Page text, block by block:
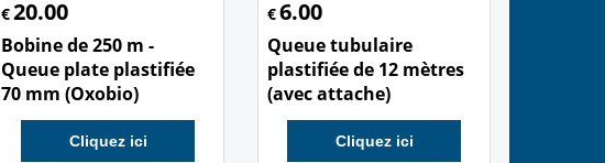
€20.00
Bobine de 250 m -
Queue plate plastifiée
70 mm (Oxobio)
Cliquez ici
€6.00
Queue tubulaire
plastifiée de 12 mètres
(avec attache)
Cliquez ici